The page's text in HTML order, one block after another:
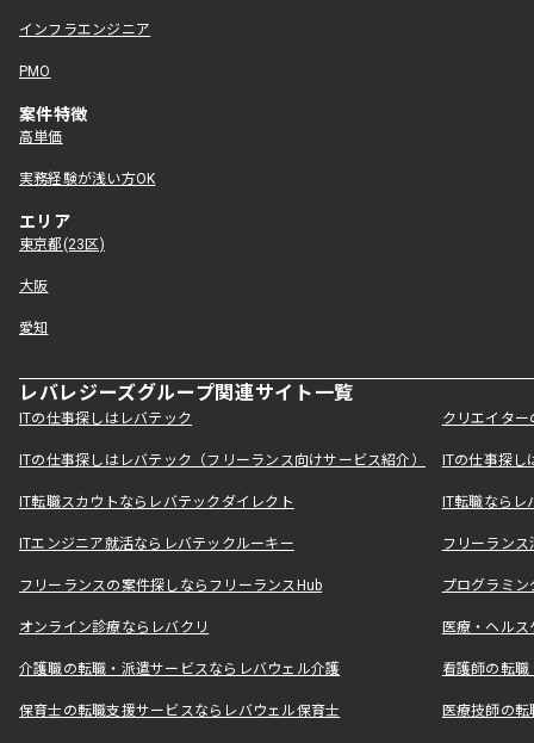
インフラエンジニア
PMO
案件特徴
高単価
実務経験が浅い方OK
エリア
東京都(23区)
大阪
愛知
レバレジーズグループ関連サイト一覧
ITの仕事探しはレバテック クリエイタ
ITの仕事探しはレバテック（フリーランス向けサービス紹介） ITの仕事探
IT転職スカウトならレバテックダイレクト IT転職なら
ITエンジニア就活ならレバテックルーキー フリーラン
フリーランスの案件探しならフリーランスHub プログラミ
オンライン診療ならレバクリ 医療・ヘル
介護職の転職・派遣サービスならレバウェル介護 看護師の転
保育士の転職支援サービスならレバウェル保育士 医療技師の